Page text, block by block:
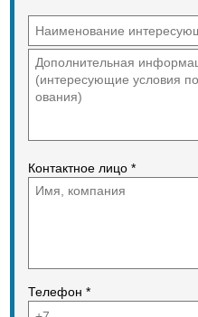
Контактное лицо *
Телефон *